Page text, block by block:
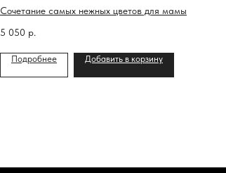
Сочетание самых нежных цветов для мамы
5 050 р.
Подробнее Добавить в корзину